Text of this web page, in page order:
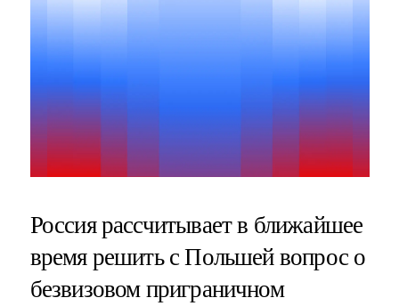
Россия рассчитывает в ближайшее
время решить с Польшей вопрос о
безвизовом приграничном